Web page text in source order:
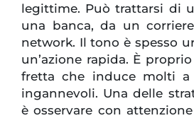
legittime. Può trattarsi di
una banca, da un
network. Il tono è spesso
un’azione rapida. È
fretta che induce molti
ingannevoli. Una delle
è osservare con